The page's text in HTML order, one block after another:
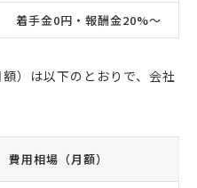
着手金0円・報酬金20%〜
）は以下のとおりで、会社
費用相場（月額）